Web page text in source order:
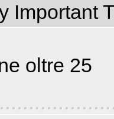
Important
oltre 25